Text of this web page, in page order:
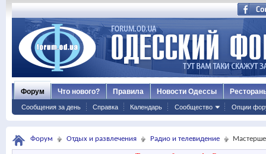
Форум
Сообщения за день Справка Календарь Сообщество Опции
Что нового? Правила Новости Одессы
Форум Отдых и развлечения Радио и телевидение